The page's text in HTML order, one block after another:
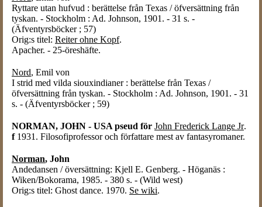
Ryttare utan hufvud : berättelse från Texas / öfversättning från
tyskan. - Stockholm : Ad. Johnson, 1901. - 31 s. -
(Äfventyrsböcker ; 57)
Orig:s titel: Reiter ohne Kopf.
Apacher. - 25-öreshäfte.
Nord, Emil von
I strid med vilda siouxindianer : berättelse från Texas /
öfversättning från tyskan. - Stockholm : Ad. Johnson, 1901. - 31
s. - (Äfventyrsböcker ; 59)
NORMAN, JOHN - USA pseud för John Frederick Lange Jr.
f 1931. Filosofiprofessor och författare mest av fantasyromaner.
Norman, John
Andedansen / översättning: Kjell E. Genberg. - Höganäs :
Wiken/Bokorama, 1985. - 380 s. - (Wild west)
Orig:s titel: Ghost dance. 1970. Se wiki.